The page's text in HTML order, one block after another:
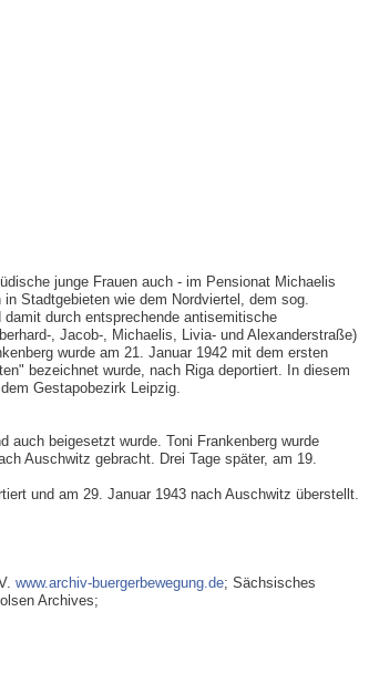
junge Frauen auch - im Pensionat Michaelis
Stadtgebieten wie dem Nordviertel, dem sog.
durch entsprechende antisemitische
, Jacob-, Michaelis, Livia- und Alexanderstraße)
wurde am 21. Januar 1942 mit dem ersten
bezeichnet wurde, nach Riga deportiert. In diesem
Gestapobezirk Leipzig.
auch beigesetzt wurde. Toni Frankenberg wurde
Auschwitz gebracht. Drei Tage später, am 19.
und am 29. Januar 1943 nach Auschwitz überstellt.
www.archiv-buergerbewegung.de; Sächsisches
Archives;